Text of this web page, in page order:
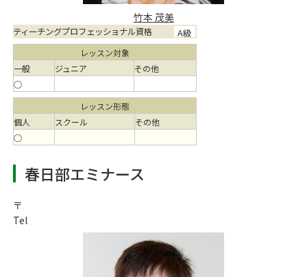
竹本 茂美
ティーチングプロフェッショナル資格 A級
レッスン対象
一般
ジュニア
その他
○
レッスン形態
個人
スクール
その他
○
春日部エミナース
〒
Tel